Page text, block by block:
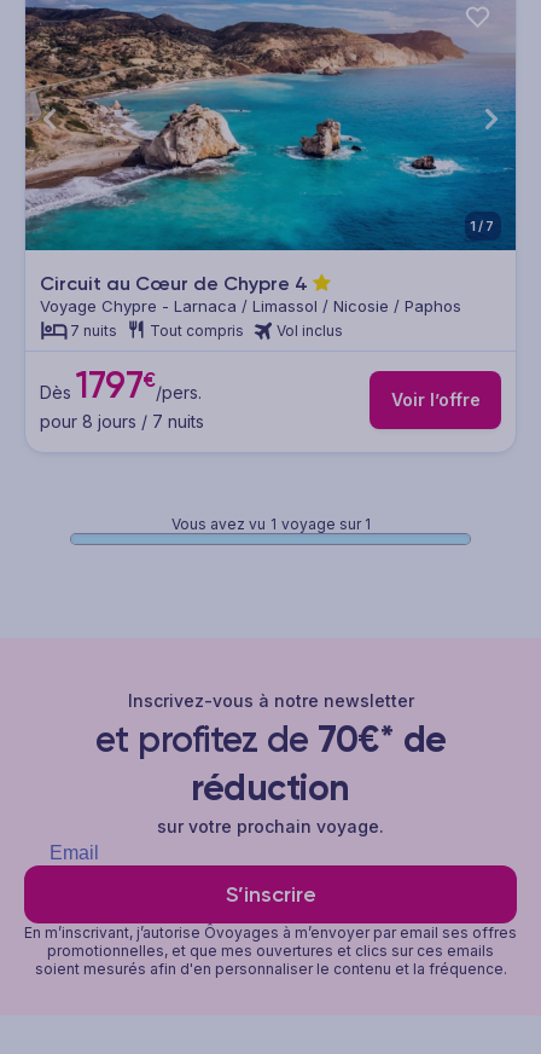
1/7
Circuit au Cœur de Chypre 4
Voyage Chypre - Larnaca / Limassol / Nicosie / Paphos
7 nuits Tout compris Vol inclus
Dès 1797€/pers.
pour 8 jours / 7 nuits
Voir l’offre
Vous avez vu 1 voyage sur 1
Inscrivez-vous à notre newsletter
et profitez de 70€* de
réduction
sur votre prochain voyage.
S’inscrire
En m’inscrivant, j’autorise Ôvoyages à m’envoyer par email ses offres
promotionnelles, et que mes ouvertures et clics sur ces emails
soient mesurés afin d'en personnaliser le contenu et la fréquence.